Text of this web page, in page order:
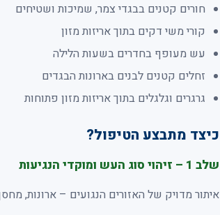
חורים קטנים בבגדי צמר, שמיכות ושטיחים
קורי משי דקים בתוך אריזות מזון
עש מעופף בחדרים בשעות הלילה
זחלים קטנים לבנים בארונות הבגדים
גרגרים וגלגלים בתוך אריזות מזון פתוחות
כיצד מתבצע הטיפול?
שלב 1 – זיהוי סוג העש ומוקדי הנגיעות
איתור מדויק של האזורים הנגועים – ארונות,